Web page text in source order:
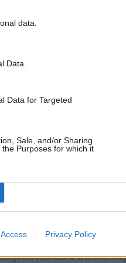
data.
Data.
Data for Targeted
Sale, and/or Sharing
Purposes for which it
Privacy Policy
rágókás játékot vegyünk
és a fogkrém, így könnyeben
kialakulását. Ugyanilyen
is. Itt figyelni kell, hogy ha
a torkán.
akkor szintén gyanakodhtunk
megfigyelni, hogy a hús
termelődnek, ha a
jó falat. Egészségügyi
vonnánk le a lehelet